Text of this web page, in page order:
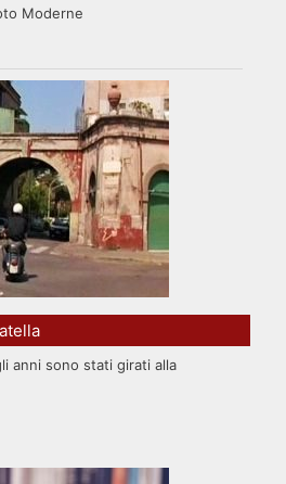
Moderne
anni sono stati girati alla